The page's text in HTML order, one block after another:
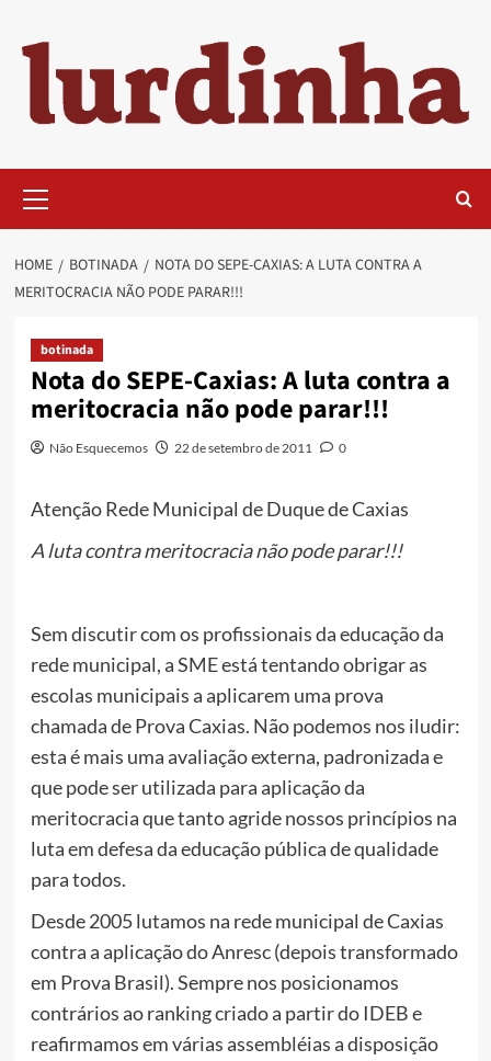
content
Menu
HOME BOTINADA
NOTA DO SEPE-CAXIAS: A LUTA CONTRA A
MERITOCRACIA NÃO PODE PARAR!!!
botinada
Nota do SEPE-Caxias: A luta contra a
meritocracia não pode parar!!!
Não Esquecemos 22 de setembro de 2011 0
Atenção Rede Municipal de Duque de Caxias
A luta contra meritocracia não pode parar!!!
Sem discutir com os profissionais da educação da
rede municipal, a SME está tentando obrigar as
escolas municipais a aplicarem uma prova
chamada de Prova Caxias. Não podemos nos iludir:
esta é mais uma avaliação externa, padronizada e
que pode ser utilizada para aplicação da
meritocracia que tanto agride nossos princípios na
luta em defesa da educação pública de qualidade
para todos.
Desde 2005 lutamos na rede municipal de Caxias
contra a aplicação do Anresc (depois transformado
em Prova Brasil). Sempre nos posicionamos
contrários ao ranking criado a partir do IDEB e
reafirmamos em várias assembléias a disposição